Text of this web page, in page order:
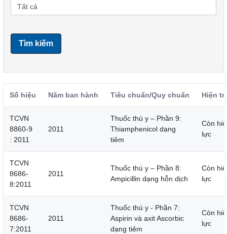
Tìm kiếm
Số hiệu Năm ban hành Tiêu chuẩn/Quy chuẩn Hiện
TCVN
8860-9
: 2011
2011
Thuốc thú y – Phần 9:
Thiamphenicol dạng
tiêm
Còn
lực
TCVN
8686-
8:2011
2011
Thuốc thú y – Phần 8:
Ampicillin dạng hỗn dịch
Còn
lực
TCVN
8686-
7:2011
2011
Thuốc thú y - Phần 7:
Aspirin và axit Ascorbic
dạng tiêm
Còn
lực